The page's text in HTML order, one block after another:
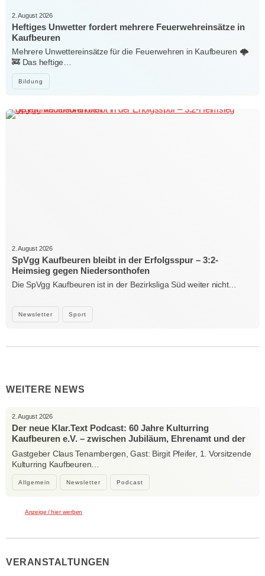
Bildung
2. August 2026
Heftiges Unwetter fordert mehrere Feuerwehreinsätze in
Kaufbeuren
Mehrere Unwettereinsätze für die Feuerwehren in Kaufbeuren 🌩️
🚒 Das heftige…
Newsletter Sport
2. August 2026
SpVgg Kaufbeuren bleibt in der Erfolgsspur – 3:2-
Heimsieg gegen Niedersonthofen
Die SpVgg Kaufbeuren ist in der Bezirksliga Süd weiter nicht…
WEITERE NEWS
Allgemein Newsletter Podcast
2. August 2026
Der neue Klar.Text Podcast: 60 Jahre Kulturring
Kaufbeuren e.V. – zwischen Jubiläum, Ehrenamt und der
Kraft der Kultur
Gastgeber Claus Tenambergen, Gast: Birgit Pfeifer, 1. Vorsitzende
Kulturring Kaufbeuren…
Anzeige / hier werben
VERANSTALTUNGEN